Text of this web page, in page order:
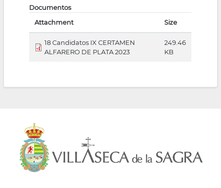
Documentos
Attachment
Size
18 Candidatos IX CERTAMEN
ALFARERO DE PLATA 2023
249.46
KB